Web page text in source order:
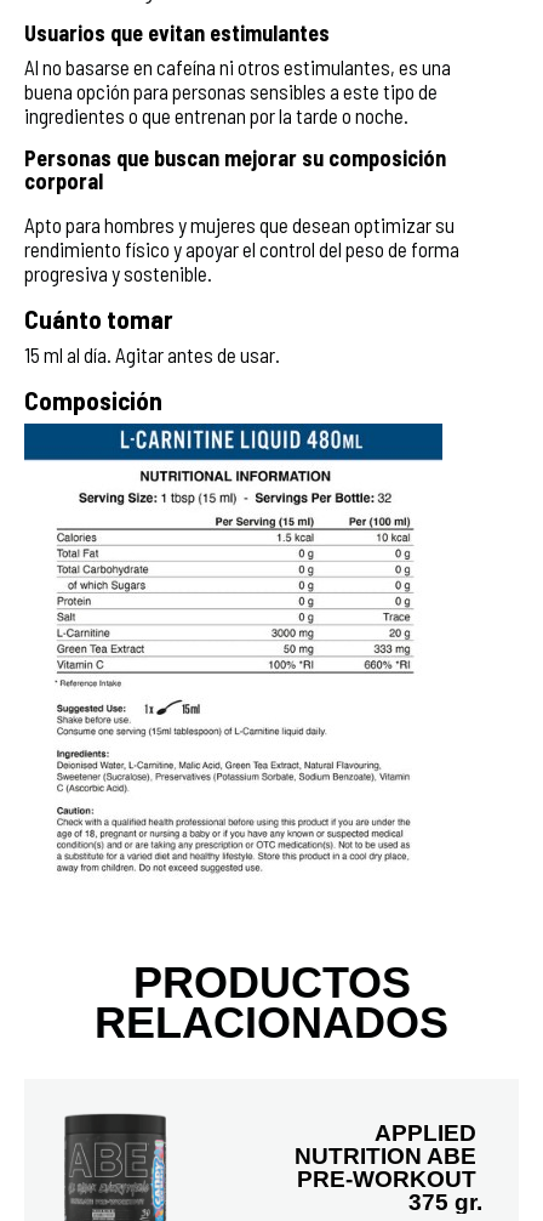
Usuarios que evitan estimulantes
Al no basarse en cafeína ni otros estimulantes, es una
buena opción para personas sensibles a este tipo de
ingredientes o que entrenan por la tarde o noche.
Personas que buscan mejorar su composición
corporal
Apto para hombres y mujeres que desean optimizar su
rendimiento físico y apoyar el control del peso de forma
progresiva y sostenible.
Cuánto tomar
15 ml al día. Agitar antes de usar.
Composición
PRODUCTOS
RELACIONADOS
APPLIED
NUTRITION ABE
PRE-WORKOUT
375 gr.